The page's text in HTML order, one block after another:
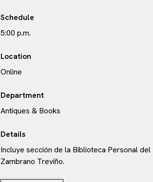
Schedule
5:00 p.m.
Location
Online
Department
Antiques & Books
Details
Incluye sección de la Biblioteca Personal del
Zambrano Treviño.